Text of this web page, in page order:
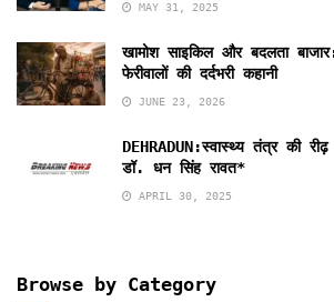
MAY 31, 2025
खामोश साइकिल और बदलता
फेरीवालों की दर्दभरी कहानी
JUNE 23, 2026
DEHRADUN:स्वास्थ्य तंत्र की
डॉ. धन सिंह रावत*
APRIL 30, 2025
Browse by Category